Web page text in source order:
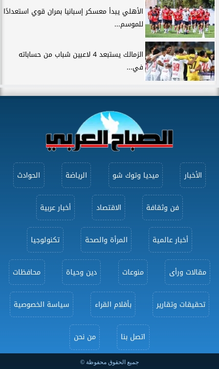
الأهلي يبدأ معسكر إسبانيا بمران قوي استعدادًا
للموسم...
الزمالك يستبعد 4 لاعبين شباب من حساباته
في...
الأخبار ميديا وتوك شو الرياضة الحوادث
فن وثقافة الاقتصاد أخبار عربية
أخبار عالمية المرأة والصحة تكنولوجيا
مقالات ورأى منوعات دين وحياة محافظات
تحقيقات وتقارير بأقلام القراء سياسة الخصوصية
اتصل بنا من نحن
جميع الحقوق محفوظة ©